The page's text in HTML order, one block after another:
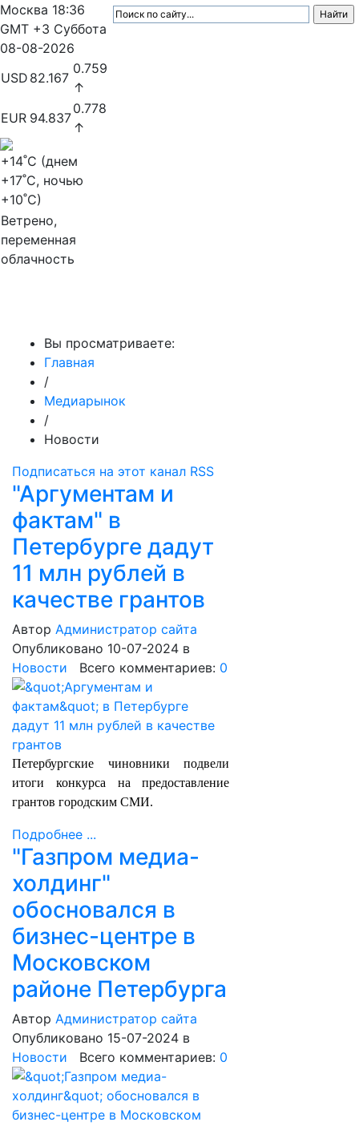
Москва 18:36
GMT +3 Суббота
08-08-2026
USD 82.167
0.759
↑
EUR 94.837
0.778
↑
+14˚C (днем
+17˚C, ночью
+10˚C)
Ветрено,
переменная
облачность
Вы просматриваете:
Главная
/
Медиарынок
/
Новости
Подписаться на этот канал RSS
"Аргументам и
фактам" в
Петербурге дадут
11 млн рублей в
качестве грантов
Автор Администратор сайта
Опубликовано 10-07-2024 в
Новости Всего комментариев: 0
Петербургские чиновники подвели
итоги конкурса на предоставление
грантов городским СМИ.
Подробнее ...
"Газпром медиа-
холдинг"
обосновался в
бизнес-центре в
Московском
районе Петербурга
Автор Администратор сайта
Опубликовано 15-07-2024 в
Новости Всего комментариев: 0